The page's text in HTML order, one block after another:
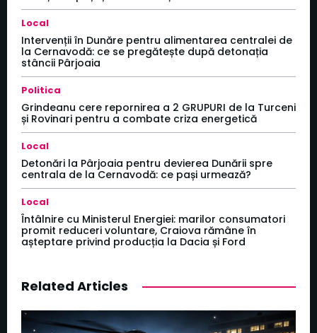
Local
Intervenții în Dunăre pentru alimentarea centralei de
la Cernavodă: ce se pregătește după detonația
stâncii Pârjoaia
Politica
Grindeanu cere repornirea a 2 GRUPURI de la Turceni
și Rovinari pentru a combate criza energetică
Local
Detonări la Pârjoaia pentru devierea Dunării spre
centrala de la Cernavodă: ce pași urmează?
Local
Întâlnire cu Ministerul Energiei: marilor consumatori
promit reduceri voluntare, Craiova rămâne în
așteptare privind producția la Dacia și Ford
Related Articles